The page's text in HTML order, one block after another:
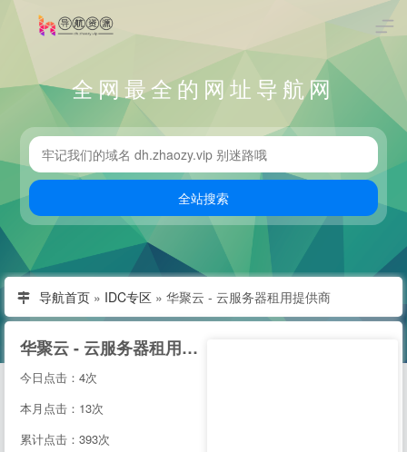
全网最全的网址导航网
导航首页 » IDC专区 » 华聚云 - 云服务器租用提供商
华聚云 - 云服务器租用提供商
今日点击：4次
本月点击：13次
累计点击：393次